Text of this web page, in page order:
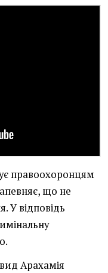
правоохоронцям
що не
У відповідь
Арахамія